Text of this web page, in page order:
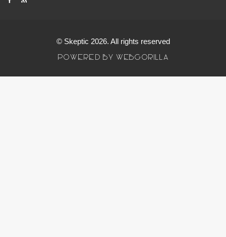
© Skeptic 2026. All rights reserved
POWERED BY WEBGORILLA